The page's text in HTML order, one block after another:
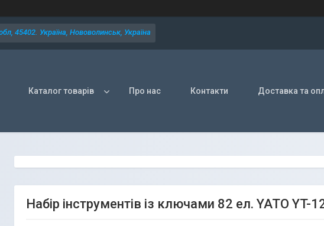
45402. Україна, Нововолинськ, Україна
Каталог товарів Про нас Контакти Доставка та
Набір інструментів із ключами 82 ел. YATO YT-